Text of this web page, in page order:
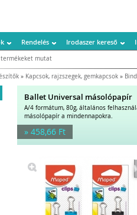
Rendelés Irodaszer kereső
termékeket mutat
» Kapcsok, rajzszegek, gemkapcsok »
Ballet Universal másolópapír
A/4 formátum, 80g, általános
másolópapír a mindennapokra.
» 458,66 Ft